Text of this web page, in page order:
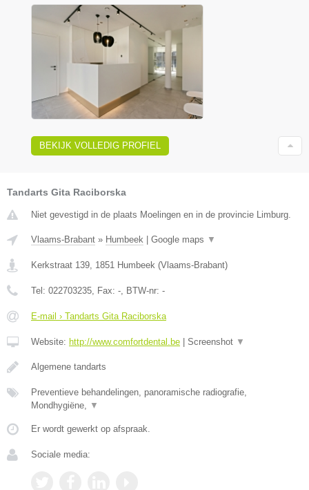
BEKIJK VOLLEDIG PROFIEL
Tandarts Gita Raciborska
Niet gevestigd in de plaats Moelingen en in de provincie Limburg.
Vlaams-Brabant » Humbeek Google maps ▼
Kerkstraat 139 1851 Humbeek (Vlaams-Brabant)
Tel: 022703235 , Fax: - , BTW-nr: -
E-mail › Tandarts Gita Raciborska
Website: http://www.comfortdental.be Screenshot ▼
Algemene tandarts
Preventieve behandelingen, panoramische radiografie,
Mondhygiëne,
▼
Er wordt gewerkt op afspraak.
Sociale media: